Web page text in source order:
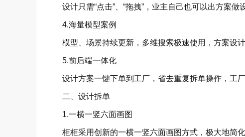
设计只需“点击”、“拖拽”，业主自己也可以出方案做
4.海量模型案例
模型、场景持续更新，多维搜索极速使用，方案设
5.前后端一体化
设计方案一键下单到工厂，省去重复拆单操作，工厂
二、设计拆单
1.一横一竖六面画图
柜柜采用创新的一横一竖六面画图方式，极大地简